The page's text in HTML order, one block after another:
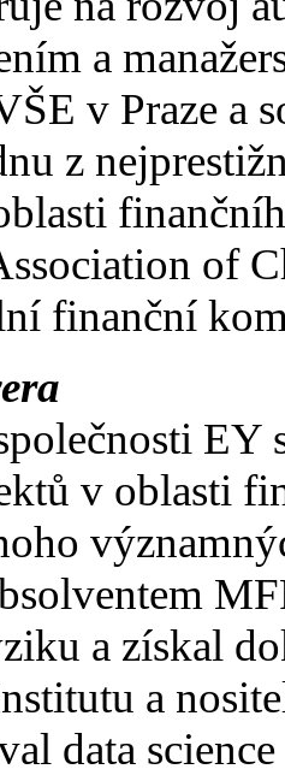
a
v Praze a
z
of
finanční
EY
v oblasti
a získal
a
data